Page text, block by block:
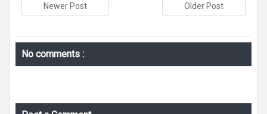
Newer Post Older Post
No comments :